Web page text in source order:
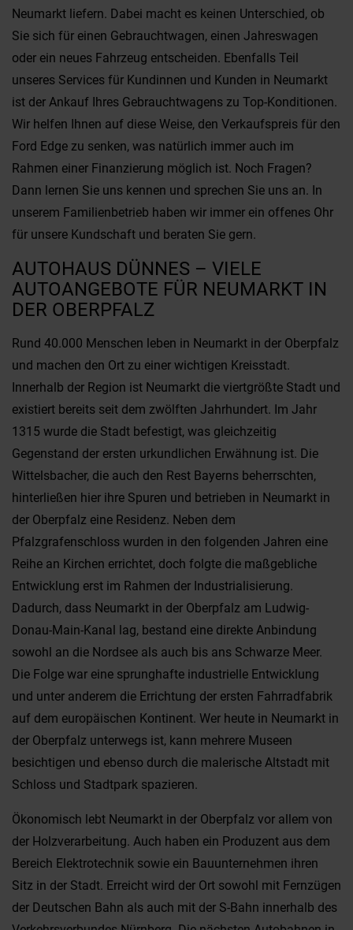
Neumarkt liefern. Dabei macht es keinen Unterschied, ob
Sie sich für einen Gebrauchtwagen, einen Jahreswagen
oder ein neues Fahrzeug entscheiden. Ebenfalls Teil
unseres Services für Kundinnen und Kunden in Neumarkt
ist der Ankauf Ihres Gebrauchtwagens zu Top-Konditionen.
Wir helfen Ihnen auf diese Weise, den Verkaufspreis für den
Ford Edge zu senken, was natürlich immer auch im
Rahmen einer Finanzierung möglich ist. Noch Fragen?
Dann lernen Sie uns kennen und sprechen Sie uns an. In
unserem Familienbetrieb haben wir immer ein offenes Ohr
für unsere Kundschaft und beraten Sie gern.
AUTOHAUS DÜNNES – VIELE
AUTOANGEBOTE FÜR NEUMARKT IN
DER OBERPFALZ
Rund 40.000 Menschen leben in Neumarkt in der Oberpfalz
und machen den Ort zu einer wichtigen Kreisstadt.
Innerhalb der Region ist Neumarkt die viertgrößte Stadt und
existiert bereits seit dem zwölften Jahrhundert. Im Jahr
1315 wurde die Stadt befestigt, was gleichzeitig
Gegenstand der ersten urkundlichen Erwähnung ist. Die
Wittelsbacher, die auch den Rest Bayerns beherrschten,
hinterließen hier ihre Spuren und betrieben in Neumarkt in
der Oberpfalz eine Residenz. Neben dem
Pfalzgrafenschloss wurden in den folgenden Jahren eine
Reihe an Kirchen errichtet, doch folgte die maßgebliche
Entwicklung erst im Rahmen der Industrialisierung.
Dadurch, dass Neumarkt in der Oberpfalz am Ludwig-
Donau-Main-Kanal lag, bestand eine direkte Anbindung
sowohl an die Nordsee als auch bis ans Schwarze Meer.
Die Folge war eine sprunghafte industrielle Entwicklung
und unter anderem die Errichtung der ersten Fahrradfabrik
auf dem europäischen Kontinent. Wer heute in Neumarkt in
der Oberpfalz unterwegs ist, kann mehrere Museen
besichtigen und ebenso durch die malerische Altstadt mit
Schloss und Stadtpark spazieren.
Ökonomisch lebt Neumarkt in der Oberpfalz vor allem von
der Holzverarbeitung. Auch haben ein Produzent aus dem
Bereich Elektrotechnik sowie ein Bauunternehmen ihren
Sitz in der Stadt. Erreicht wird der Ort sowohl mit Fernzügen
der Deutschen Bahn als auch mit der S-Bahn innerhalb des